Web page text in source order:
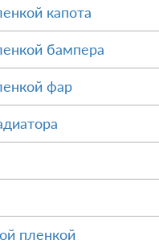
капота
бампера
фар
пленкой